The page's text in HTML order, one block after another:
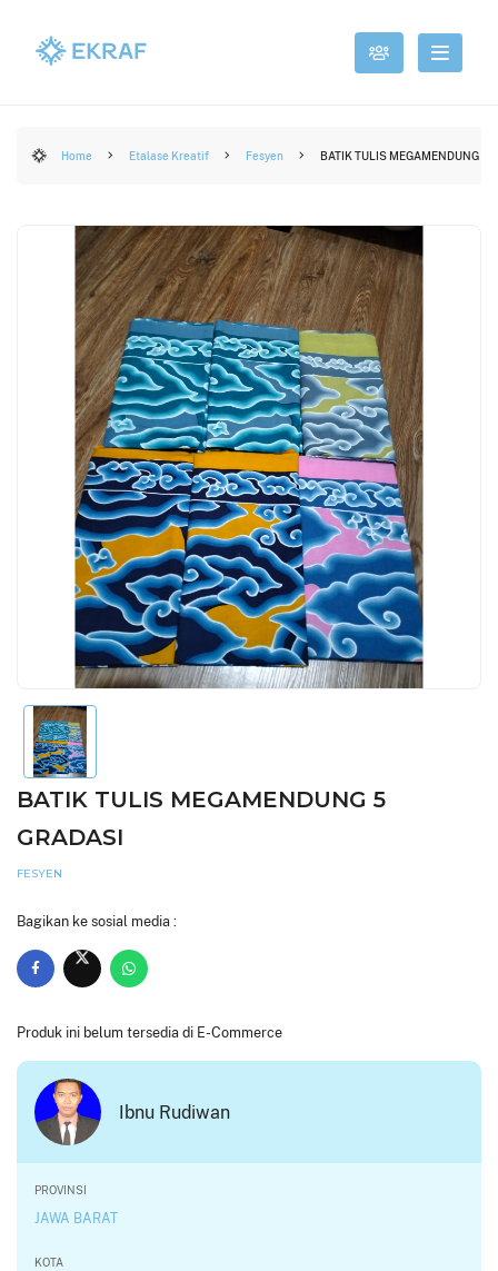
Home Etalase Kreatif Fesyen BATIK TULIS MEGAMENDUNG 5
BATIK TULIS MEGAMENDUNG 5
GRADASI
FESYEN
Bagikan ke sosial media :
Produk ini belum tersedia di E-Commerce
Ibnu Rudiwan
PROVINSI
JAWA BARAT
KOTA